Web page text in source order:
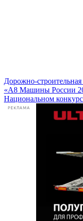
Дорожно-строительная
«А8 Машины России
Национальном
РЕКЛАМА